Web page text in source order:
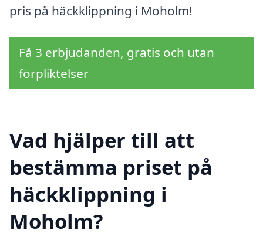
pris på häckklippning i Moholm!
Få 3 erbjudanden, gratis och utan
förpliktelser
Vad hjälper till att
bestämma priset på
häckklippning i
Moholm?